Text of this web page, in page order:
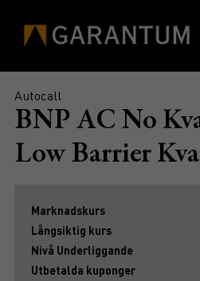
Autocall
BNP AC No
Low Barrier
Marknadskurs
Långsiktig kurs
Nivå Underliggande
Utbetalda kuponger